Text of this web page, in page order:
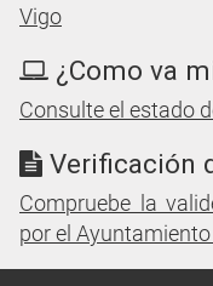
Vigo
¿Como va
Consulte el estado
Verificación
Compruebe la
por el Ayuntamiento